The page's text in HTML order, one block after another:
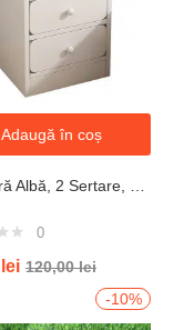
Adaugă în coș
0
lei 120,00lei
-10%